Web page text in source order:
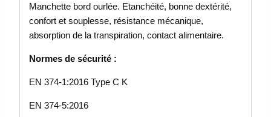
Manchette bord ourlée. Etanchéité, bonne dextérité,
confort et souplesse, résistance mécanique,
absorption de la transpiration, contact alimentaire.
Normes de sécurité :
EN 374-1:2016 Type C K
EN 374-5:2016